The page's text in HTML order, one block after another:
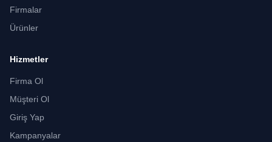
Firmalar
Ürünler
Hizmetler
Firma Ol
Müşteri Ol
Giriş Yap
Kampanyalar